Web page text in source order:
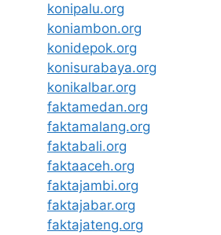
konipalu.org
koniambon.org
konidepok.org
konisurabaya.org
konikalbar.org
faktamedan.org
faktamalang.org
faktabali.org
faktaaceh.org
faktajambi.org
faktajabar.org
faktajateng.org